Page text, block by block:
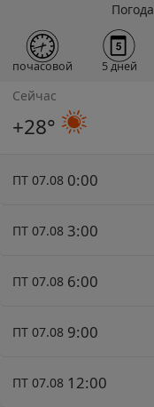
почасовой 5 дней
Сейчас
+28°
ПТ 07.08 0:00
ПТ 07.08 3:00
ПТ 07.08 6:00
ПТ 07.08 9:00
ПТ 07.08 12:00